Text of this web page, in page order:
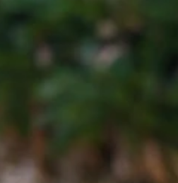
で、最も注目を集めたグラビア